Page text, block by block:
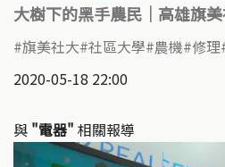
大樹下的黑手農民｜高雄旗
旗美社大 社區大學 農機 修理
2020-05-18 22:00
與 "電器" 相關報導